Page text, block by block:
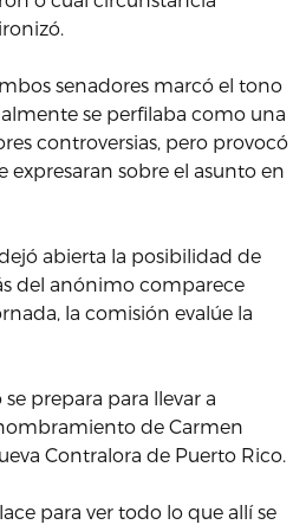
senadores marcó el tono
se perfilaba como una
controversias, pero provocó
expresaran sobre el asunto en
abierta la posibilidad de
del anónimo comparece
la comisión evalúe la
se prepara para llevar a
de Carmen
Contralora de Puerto Rico.
para ver todo lo que allí se